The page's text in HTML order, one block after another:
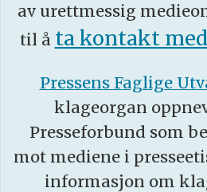
av urettmessig
til å ta kontakt
Pressens Faglige
klageorgan
Presseforbund som
mot mediene i
informasjon om